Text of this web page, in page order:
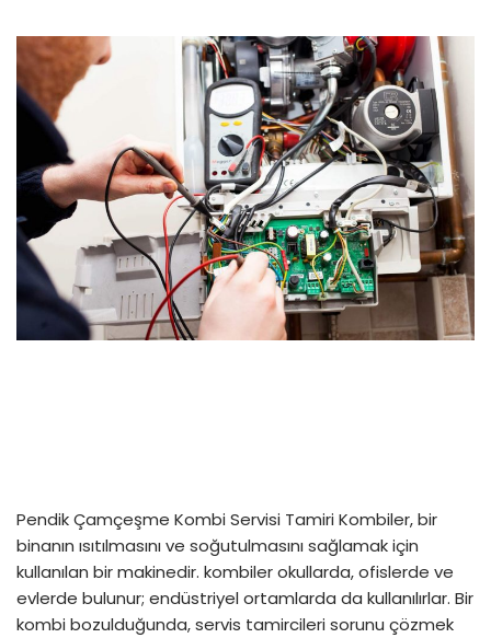
Pendik Çamçeşme Kombi Servisi Tamiri Kombiler, bir
binanın ısıtılmasını ve soğutulmasını sağlamak için
kullanılan bir makinedir. kombiler okullarda, ofislerde ve
evlerde bulunur; endüstriyel ortamlarda da kullanılırlar. Bir
kombi bozulduğunda, servis tamircileri sorunu çözmek